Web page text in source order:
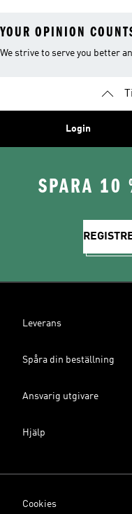
YOUR OPINION
We strive to serve you better
Login
SPARA 10
Leverans
Spåra din beställning
Ansvarig utgivare
Hjälp
Cookies